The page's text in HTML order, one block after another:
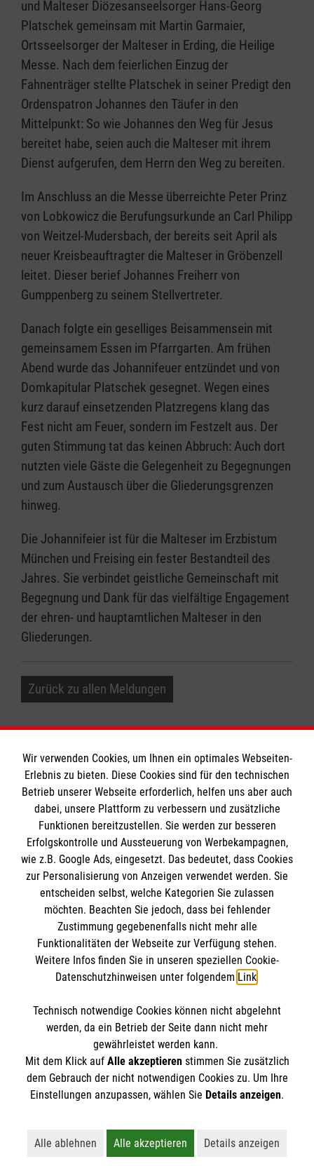
und Malteser Diözesanseelsorger Hans-Georg
Platschek gemeinsam mit Martin Garmaier,
Ortsseelsorger der Malteser in Erding, die Heilige
Messe. Nach dem feierlichen Einzug der
Fahnenträger stellte Platschek in seiner Predigt den
Ordenspatron Johannes den Täufer in den
Mittelpunkt: So wie Johannes den Weg für Jesus
bereitet habe, seien auch die Malteser mit ihrem
Dienst aufgerufen, dem Herrn den Weg zu bereiten.
Im Anschluss an die Messe überreichte Peter Prinz
von Lobkowicz die Berufungsurkunde an Carl Philipp
von Weitzel-Mudersbach, der bereits seit April als
neuer Kreisbeauftragter die Malteser in Gröbenzell
leitet. Dieser berief Johannes Freiherr von
Gumppenberg zu seinem Stellvertreter.
Danach folgte ein geselliges Beisammensein mit
gemeinsamem Essen im Pfarrgarten. Am frühen
Abend wurde das Johannifeuer entzündet und von
Domkapitular Platschek gesegnet. Wegen eines
kurz darauf einsetzenden Platzregens klang das
Fest nicht am Feuer, sondern im Festzelt aus. Der
guten Stimmung tat das keinen Abbruch: Auch dort
nutzten viele Gäste die Gelegenheit zu Begegnungen
und zum Austausch über die Gliederungsgrenzen
hinweg.
Die Johannifeier ist für die Malteser im Erzbistum
München und Freising ein fester Bestandteil des
Jahres. Sie verbindet geistliche Gemeinschaft mit
Begegnung und Dank für das vielfältige Engagement
der ehren- und hauptamtlichen Malteser in den
Gliederungen.
Zurück zu allen Meldungen
Informationen
Impressum
Datenschutz
Kontakt
Pressekontakt
Barrierefreiheit
Die Malteser
Malteser in Deutschland
Malteserorden
Sharepoint
Spendenkonto
Bank: PAX Bank für Kirche und Caritas eG
IBAN: DE87 3706 0120 1201 2135 64
BIC: GENODED1PA7
So finden Sie uns
Axdorfer Str. 3A
83278 Traunstein
Email:malteser.traunstein@malteser.org
Der Malteser Hilfsdienst e.V. ist als eingetragene
Gewerbesteuer befreit.
Wir verwenden Cookies, um Ihnen ein optimales Webseiten-
Erlebnis zu bieten. Diese Cookies sind für den technischen
Betrieb unserer Webseite erforderlich, helfen uns aber auch
dabei, unsere Plattform zu verbessern und zusätzliche
Funktionen bereitzustellen. Sie werden zur besseren
Erfolgskontrolle und Aussteuerung von Werbekampagnen,
wie z.B. Google Ads, eingesetzt. Das bedeutet, dass Cookies
zur Personalisierung von Anzeigen verwendet werden. Sie
entscheiden selbst, welche Kategorien Sie zulassen
möchten. Beachten Sie jedoch, dass bei fehlender
Zustimmung gegebenenfalls nicht mehr alle
Funktionalitäten der Webseite zur Verfügung stehen.
Weitere Infos finden Sie in unseren speziellen Cookie-
Datenschutzhinweisen unter folgendem Link.
Technisch notwendige Cookies können nicht abgelehnt
werden, da ein Betrieb der Seite dann nicht mehr
gewährleistet werden kann.
Mit dem Klick auf Alle akzeptierenstimmen Sie zusätzlich
dem Gebrauch der nicht notwendigen Cookies zu. Um Ihre
Einstellungen anzupassen, wählen Sie Details anzeigen.
Alle ablehnen
Lehnt alle nicht-essentiellen Cookies ab
Alle akzeptieren
Akzeptiert alle Cookies
Details anzeigen